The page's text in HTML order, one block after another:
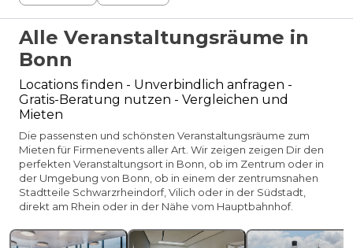
Alle Veranstaltungsräume in
Bonn
Locations finden - Unverbindlich anfragen -
Gratis-Beratung nutzen - Vergleichen und
Mieten
Die passensten und schönsten Veranstaltungsräume zum
Mieten für Firmenevents aller Art. Wir zeigen zeigen Dir den
perfekten Veranstaltungsort in Bonn, ob im Zentrum oder in
der Umgebung von Bonn, ob in einem der zentrumsnahen
Stadtteile Schwarzrheindorf, Vilich oder in der Südstadt,
direkt am Rhein oder in der Nähe vom Hauptbahnhof.